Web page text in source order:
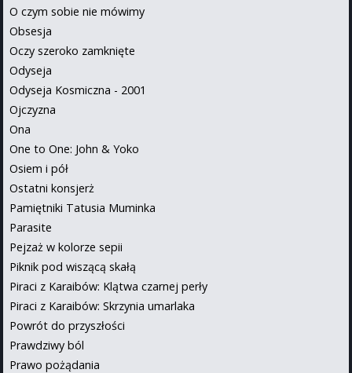
O czym sobie nie mówimy
Obsesja
Oczy szeroko zamknięte
Odyseja
Odyseja Kosmiczna - 2001
Ojczyzna
Ona
One to One: John & Yoko
Osiem i pół
Ostatni konsjerż
Pamiętniki Tatusia Muminka
Parasite
Pejzaż w kolorze sepii
Piknik pod wiszącą skałą
Piraci z Karaibów: Klątwa czarnej perły
Piraci z Karaibów: Skrzynia umarlaka
Powrót do przyszłości
Prawdziwy ból
Prawo pożądania